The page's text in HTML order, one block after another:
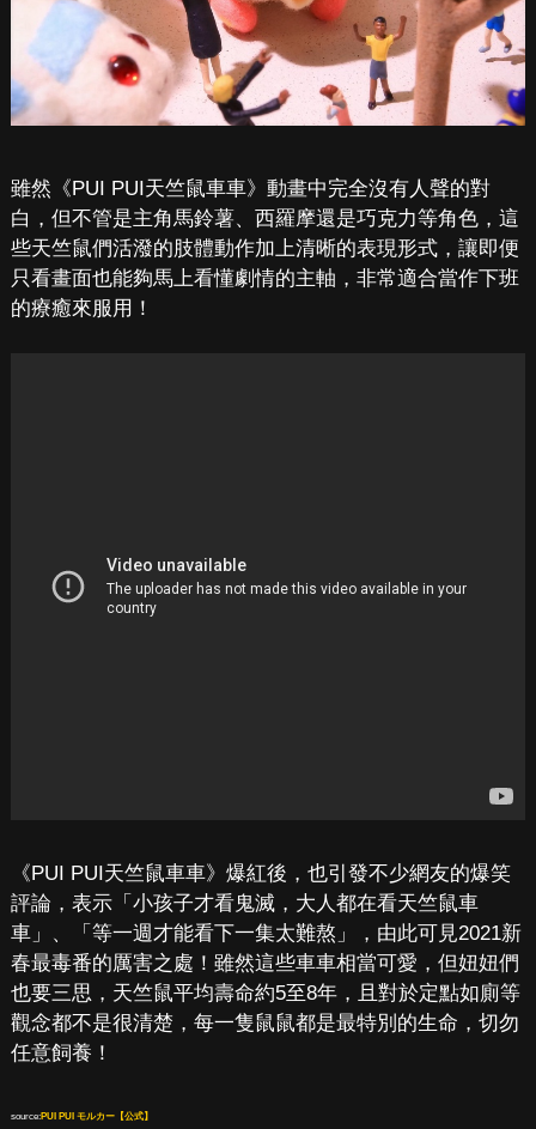
雖然《PUI PUI天竺鼠車車》動畫中完全沒有人聲的對
白，但不管是主角馬鈴薯、西羅摩還是巧克力等角色，這
些天竺鼠們活潑的肢體動作加上清晰的表現形式，讓即便
只看畫面也能夠馬上看懂劇情的主軸，非常適合當作下班
的療癒來服用！
《PUI PUI天竺鼠車車》爆紅後，也引發不少網友的爆笑
評論，表示「小孩子才看鬼滅，大人都在看天竺鼠車
車」、「等一週才能看下一集太難熬」，由此可見2021新
春最毒番的厲害之處！雖然這些車車相當可愛，但妞妞們
也要三思，天竺鼠平均壽命約5至8年，且對於定點如廁等
觀念都不是很清楚，每一隻鼠鼠都是最特別的生命，切勿
任意飼養！
source:PUI PUI モルカー【公式】